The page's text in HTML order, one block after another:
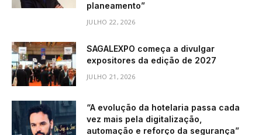
planeamento”
JULHO 22, 2026
SAGALEXPO começa a divulgar
expositores da edição de 2027
JULHO 21, 2026
“A evolução da hotelaria passa cada
vez mais pela digitalização,
automação e reforço da segurança”